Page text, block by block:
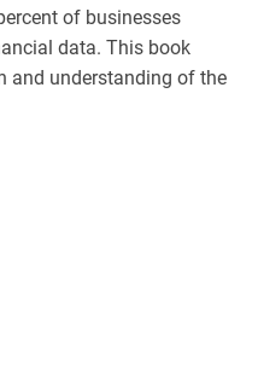
of businesses
data. This book
and understanding of the
through a focus on:
that encourages